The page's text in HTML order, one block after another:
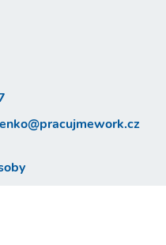
pracujmework.cz